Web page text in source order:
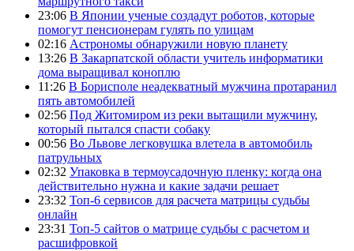
23:06 В Японии ученые создадут роботов, которые
помогут пенсионерам гулять по улицам
02:16 Астрономы обнаружили новую планету
13:26 В Закарпатской области учитель информатики
дома выращивал коноплю
11:26 В Борисполе неадекватный мужчина протаранил
пять автомобилей
02:56 Под Житомиром из реки вытащили мужчину,
который пытался спасти собаку
00:56 Во Львове легковушка влетела в автомобиль
патрульных
02:32 Упаковка в термоусадочную пленку: когда она
действительно нужна и какие задачи решает
23:32 Топ-6 сервисов для расчета матрицы судьбы
онлайн
23:31 Топ-5 сайтов о матрице судьбы с расчетом и
расшифровкой